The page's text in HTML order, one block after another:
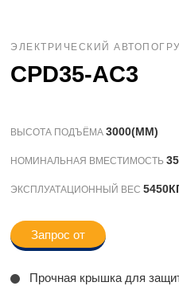
ЭЛЕКТРИЧЕСКИЙ
CPD35-AC3
ВЫСОТА ПОДЪЁМА3000(ММ)
НОМИНАЛЬНАЯ ВМЕСТИМОСТЬ
ЭКСПЛУАТАЦИОННЫЙ ВЕС
Запрос от
Прочная крышка для